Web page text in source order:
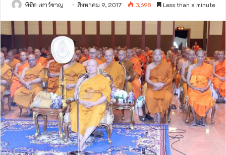
พิชิต เชาว์ชาญ สิงหาคม 9, 2017 3,698 Less than a minute